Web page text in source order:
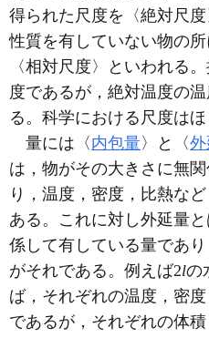
得られた尺度を〈絶対尺
性質を有していない物の
〈相対尺度〉といわれる
度であるが，絶対温度の
る。科学における尺度は
量には〈 内包量〉と〈外
は，物がその大きさに無
り，温度，密度，比熱な
ある。これに対し外延量
係して有している量であ
がそれである。例えば2lの
ば，それぞれの温度，密
であるが，それぞれの体